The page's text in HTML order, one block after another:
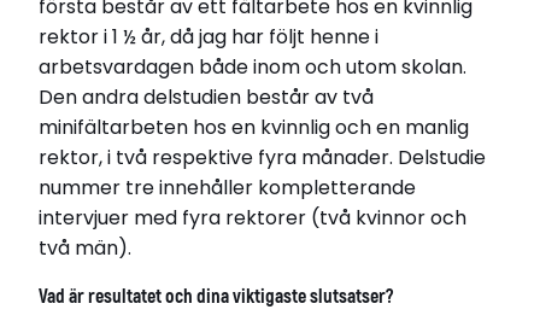
första består av ett fältarbete hos en kvinnlig
rektor i 1 ½ år, då jag har följt henne i
arbetsvardagen både inom och utom skolan.
Den andra delstudien består av två
minifältarbeten hos en kvinnlig och en manlig
rektor, i två respektive fyra månader. Delstudie
nummer tre innehåller kompletterande
intervjuer med fyra rektorer (två kvinnor och
två män).
Vad är resultatet och dina viktigaste slutsatser?